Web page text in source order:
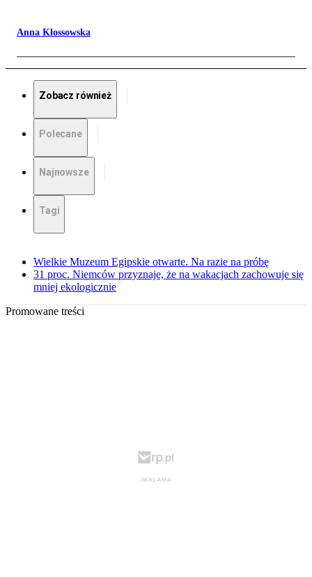
Anna Kłossowska
Zobacz również
Polecane
Najnowsze
Tagi
Wielkie Muzeum Egipskie otwarte. Na razie na próbę
31 proc. Niemców przyznaje, że na wakacjach zachowuje się
mniej ekologicznie
Promowane treści